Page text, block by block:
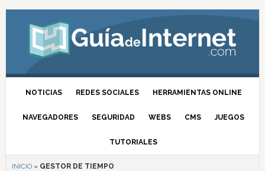
NOTICIAS REDES SOCIALES HERRAMIENTAS ONLINE
NAVEGADORES SEGURIDAD WEBS CMS JUEGOS
TUTORIALES
INICIO» GESTOR DE TIEMPO